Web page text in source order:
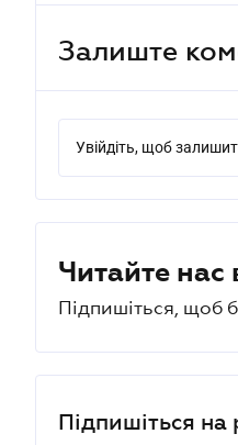
Залиште
Увійдіть, щоб
Читайте
Підпишіться, щоб
Підпишіться на